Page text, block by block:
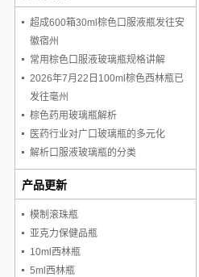
超成600箱30ml棕色口服液瓶发往安
徽宿州
常用棕色口服液玻璃瓶规格讲解
2026年7月22日100ml棕色西林瓶已
发往毫州
棕色药用玻璃瓶解析
医药行业对广口玻璃瓶的多元化
解析口服液玻璃瓶的分类
产品更新
模制滚珠瓶
亚克力保健品瓶
10ml西林瓶
5ml西林瓶